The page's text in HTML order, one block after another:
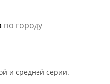
по городу
и средней серии.